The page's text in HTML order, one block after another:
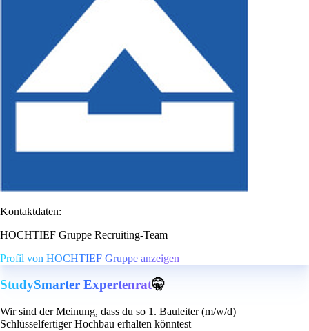
Kontaktdaten:
HOCHTIEF Gruppe Recruiting-Team
Profil von HOCHTIEF Gruppe anzeigen
StudySmarter Expertenrat🤫
Wir sind der Meinung, dass du so 1. Bauleiter (m/w/d)
Schlüsselfertiger Hochbau erhalten könntest